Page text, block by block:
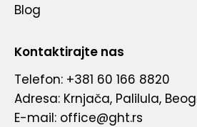
Blog
Kontaktirajte nas
Telefon: +381 60 166 8820
Adresa: Krnjača, Palilula,
E-mail: office@ght.rs